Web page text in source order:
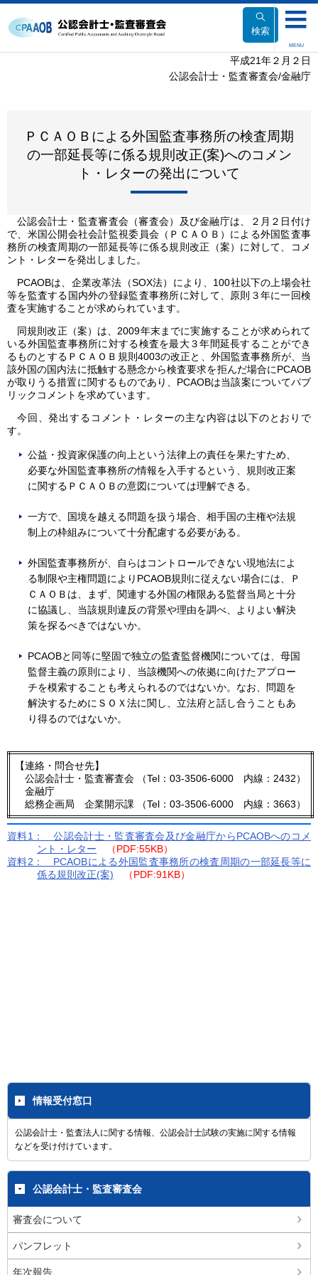
文
検索
MENU
平成21年２月２日
公認会計士・監査審査会/金融庁
ＰＣＡＯＢによる外国監査事務所の検査周期
の一部延長等に係る規則改正(案)へのコメン
ト・レターの発出について
公認会計士・監査審査会（審査会）及び金融庁は、２月２日付け
で、米国公開会社会計監視委員会（ＰＣＡＯＢ）による外国監査事
務所の検査周期の一部延長等に係る規則改正（案）に対して、コメ
ント・レターを発出しました。
PCAOBは、企業改革法（SOX法）により、100社以下の上場会社
等を監査する国内外の登録監査事務所に対して、原則３年に一回検
査を実施することが求められています。
同規則改正（案）は、2009年末までに実施することが求められて
いる外国監査事務所に対する検査を最大３年間延長することができ
るものとするＰＣＡＯＢ規則4003の改正と、外国監査事務所が、当
該外国の国内法に抵触する懸念から検査要求を拒んだ場合にPCAOB
が取りうる措置に関するものであり、PCAOBは当該案についてパブ
リックコメントを求めています。
今回、発出するコメント・レターの主な内容は以下のとおりで
す。
公益・投資家保護の向上という法律上の責任を果たすため、
必要な外国監査事務所の情報を入手するという、規則改正案
に関するＰＣＡＯＢの意図については理解できる。
一方で、国境を越える問題を扱う場合、相手国の主権や法規
制上の枠組みについて十分配慮する必要がある。
外国監査事務所が、自らはコントロールできない現地法によ
る制限や主権問題によりPCAOB規則に従えない場合には、Ｐ
ＣＡＯＢは、まず、関連する外国の権限ある監督当局と十分
に協議し、当該規則違反の背景や理由を調べ、よりよい解決
策を探るべきではないか。
PCAOBと同等に堅固で独立の監査監督機関については、母国
監督主義の原則により、当該機関への依拠に向けたアプロー
チを模索することも考えられるのではないか。なお、問題を
解決するためにＳＯＸ法に関し、立法府と話し合うこともあ
り得るのではないか。
【連絡・問合せ先】
公認会計士・監査審査会 （Tel：03-3506-6000 内線：2432）
金融庁
総務企画局 企業開示課 （Tel：03-3506-6000 内線：3663）
資料1： 公認会計士・監査審査会及び金融庁からPCAOBへのコメ
ント・レター
（PDF:55KB）
資料2： PCAOBによる外国監査事務所の検査周期の一部延長等に
係る規則改正(案)
（PDF:91KB）
情報受付窓口
公認会計士・監査法人に関する情報、公認会計士試験の実施に関する情報
などを受け付けています。
公認会計士・監査審査会
審査会について
パンフレット
年次報告